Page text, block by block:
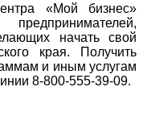
«Мой бизнес»
начать свой
края. Получить
и иным услугам
8-800-555-39-09.